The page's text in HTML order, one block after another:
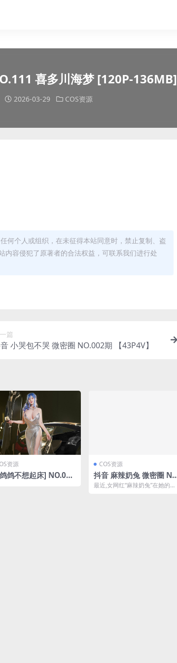
喜多川海梦 [120P-136MB]
2026-03-29 COS资源
何个人或组织，在未征得本站同意时，禁止复制、盗
内容侵犯了原著者的合法权益，可联系我们进行处
篇
抖音 小哭包不哭 微密圈 NO.002期 【43P4V】
资源
鸽不想起床] NO.018
COS资源
抖音 麻辣奶兔 微密圈 NO.
033期 【9P】最新至：20
最近,女网红“麻辣奶兔”在她的抖